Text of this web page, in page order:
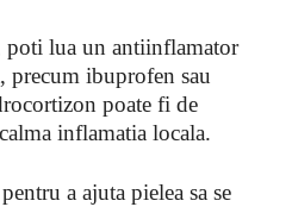
poti lua un antiinflamator
precum ibuprofen sau
poate fi de
inflamatia locala.
a ajuta pielea sa se